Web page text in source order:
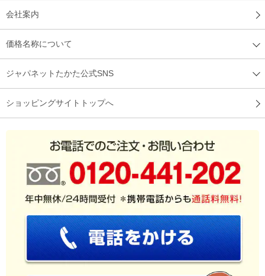
会社案内
価格名称について
ジャパネットたかた公式SNS
ショッピングサイトトップへ